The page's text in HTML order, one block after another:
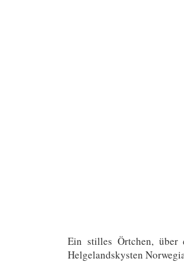
Ein stilles Örtchen,
Helgelandskysten